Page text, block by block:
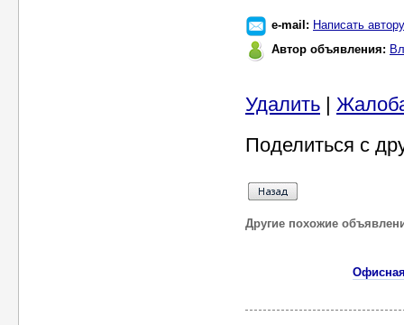
e-mail: Написать автору
Автор объявления:
Удалить |
Поделиться с
Другие похожие